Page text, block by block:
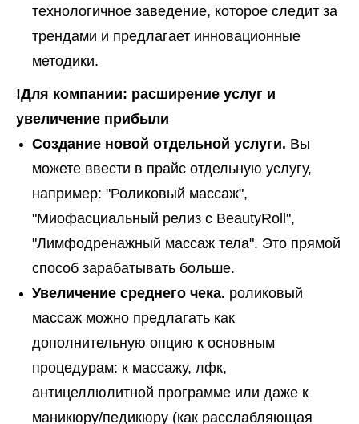
технологичное заведение, которое следит за
трендами и предлагает инновационные
методики.
!Для компании: расширение услуг и
увеличение прибыли
Создание новой отдельной услуги. Вы
можете ввести в прайс отдельную услугу,
например: "Роликовый массаж",
"Миофасциальный релиз с BeautyRoll",
"Лимфодренажный массаж тела". Это прямой
способ зарабатывать больше.
Увеличение среднего чека. роликовый
массаж можно предлагать как
дополнительную опцию к основным
процедурам: к массажу, лфк,
антицеллюлитной программе или даже к
маникюру/педикюру (как расслабляющая